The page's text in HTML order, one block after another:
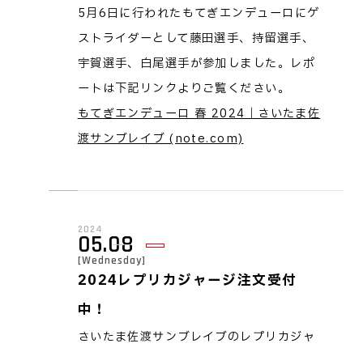
5月6日に行われたもてぎエンデューロにゲ
ストライダーとして藤田選手、持留選手、
宇賀選手、白尾選手が参加しました。レポ
ートは下記リンクよりご覧ください。
もてぎエンデューロ 春 2024｜さいたま佐
渡サンブレイブ (note.com)
2024
05.08
[Wednesday]
2024レプリカジャージ注文受付
中！
さいたま佐渡サンブレイブのレプリカジャ